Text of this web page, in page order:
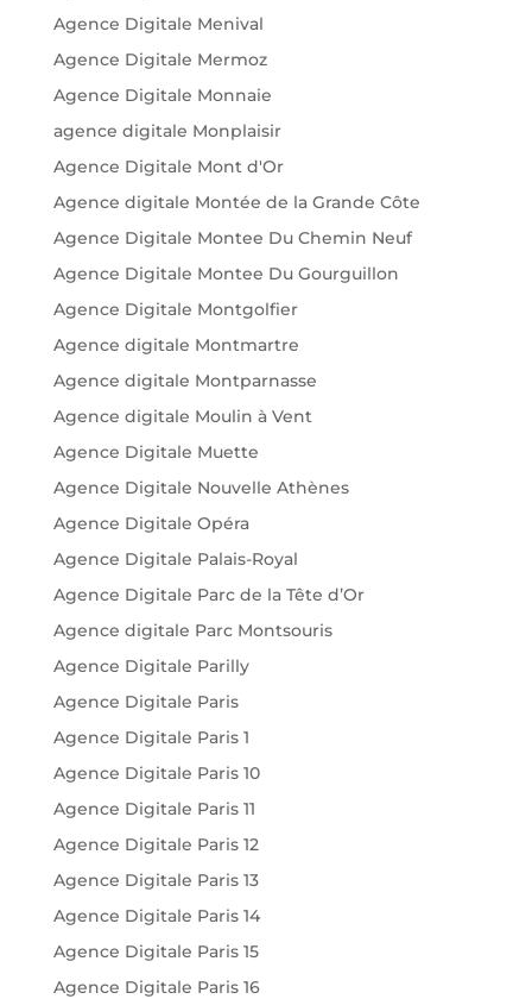
Agence Digitale Menival
Agence Digitale Mermoz
Agence Digitale Monnaie
agence digitale Monplaisir
Agence Digitale Mont d'Or
Agence digitale Montée de la Grande Côte
Agence Digitale Montee Du Chemin Neuf
Agence Digitale Montee Du Gourguillon
Agence Digitale Montgolfier
Agence digitale Montmartre
Agence digitale Montparnasse
Agence digitale Moulin à Vent
Agence Digitale Muette
Agence Digitale Nouvelle Athènes
Agence Digitale Opéra
Agence Digitale Palais-Royal
Agence Digitale Parc de la Tête d’Or
Agence digitale Parc Montsouris
Agence Digitale Parilly
Agence Digitale Paris
Agence Digitale Paris 1
Agence Digitale Paris 10
Agence Digitale Paris 11
Agence Digitale Paris 12
Agence Digitale Paris 13
Agence Digitale Paris 14
Agence Digitale Paris 15
Agence Digitale Paris 16